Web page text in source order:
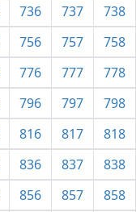
736 737 738
756 757 758
776 777 778
796 797 798
816 817 818
836 837 838
856 857 858